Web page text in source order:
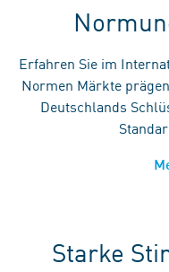
Erfahren Sie im
Normen Märkte
Deutschlands
Starke